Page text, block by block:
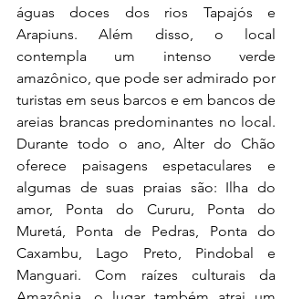
águas doces dos rios Tapajós e
Arapiuns. Além disso, o local
contempla um intenso verde
amazônico, que pode ser admirado por
turistas em seus barcos e em bancos de
areias brancas predominantes no local.
Durante todo o ano, Alter do Chão
oferece paisagens espetaculares e
algumas de suas praias são: Ilha do
amor, Ponta do Cururu, Ponta do
Muretá, Ponta de Pedras, Ponta do
Caxambu, Lago Preto, Pindobal e
Manguari. Com raízes culturais da